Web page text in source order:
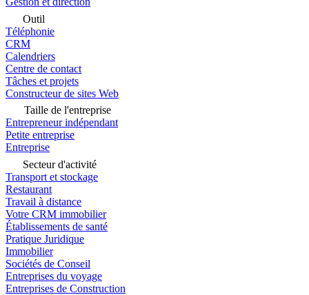
Outil
Téléphonie
CRM
Calendriers
Centre de contact
Tâches et projets
Constructeur de sites Web
Taille de l'entreprise
Entrepreneur indépendant
Petite entreprise
Entreprise
Secteur d'activité
Transport et stockage
Restaurant
Travail à distance
Votre CRM immobilier
Établissements de santé
Pratique Juridique
Immobilier
Sociétés de Conseil
Entreprises du voyage
Entreprises de Construction